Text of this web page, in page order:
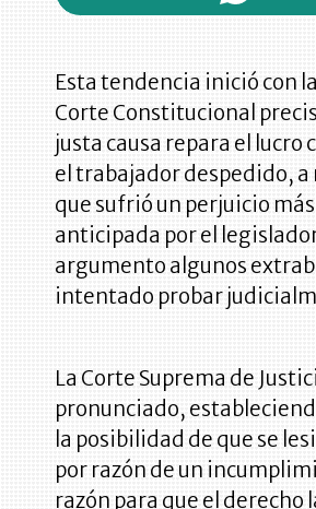
Esta tendencia inició con
Corte Constitucional
justa causa repara el
el trabajador despedido,
que sufrió un perjuicio
anticipada por el
argumento algunos
intentado probar
La Corte Suprema de
pronunciado,
la posibilidad de que se
por razón de un
razón para que el derecho